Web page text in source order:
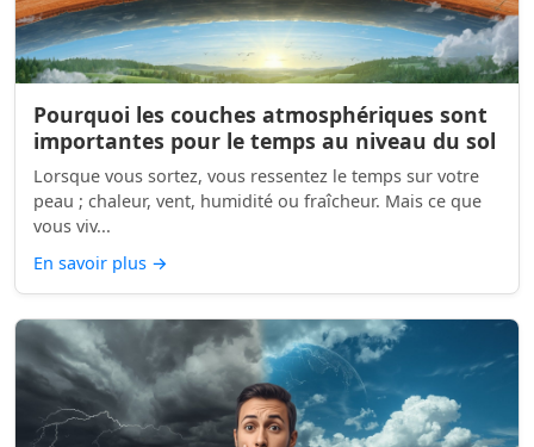
Pourquoi les couches atmosphériques sont
importantes pour le temps au niveau du sol
Lorsque vous sortez, vous ressentez le temps sur votre
peau ; chaleur, vent, humidité ou fraîcheur. Mais ce que
vous viv...
En savoir plus →